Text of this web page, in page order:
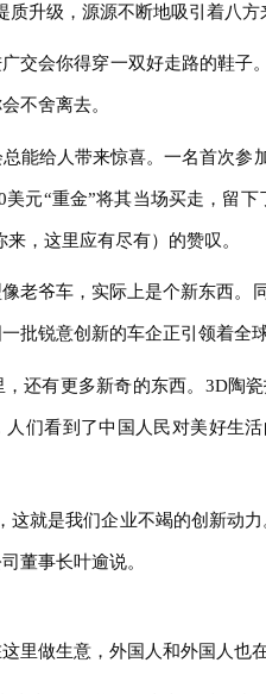
质升级，源源不断地吸引着八
交会你得穿一双好走路的鞋
不舍离去。
能给人带来惊喜。一名首次
元“重金”将其当场买走，留下
，这里应有尽有）的赞叹。
老爷车，实际上是个新东西。
批锐意创新的车企正引领着全
还有更多新奇的东西。3D陶
们看到了中国人民对美好生
这就是我们企业不竭的创新动
董事长叶逾说。
里做生意，外国人和外国人也